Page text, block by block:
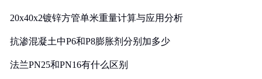
20x40x2镀锌方管单米重量计算与应用分析
抗渗混凝土中P6和P8膨胀剂分别加多少
法兰PN25和PN16有什么区别